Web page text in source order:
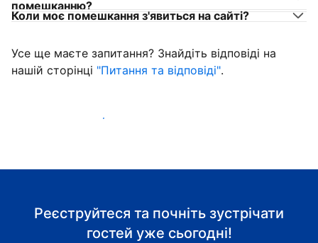
помешканню?
Коли моє помешкання з'явиться на сайті?
Усе ще маєте запитання? Знайдіть відповіді на
нашій сторінці "Питання та відповіді".
Розпочніть приймати гостей
Реєструйтеся та почніть зустрічати
гостей уже сьогодні!